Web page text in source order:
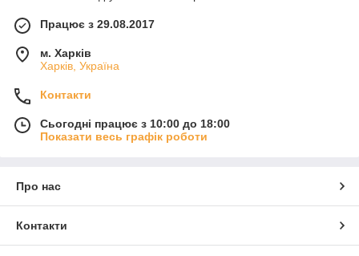
Працює з 29.08.2017
м. Харків
Харків, Україна
Контакти
Сьогодні працює з 10:00 до 18:00
Показати весь графік роботи
Про нас
Контакти